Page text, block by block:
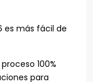
es más fácil de
100%
para